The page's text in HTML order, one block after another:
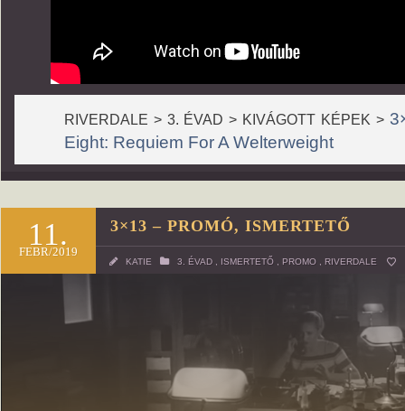
RIVERDALE > 3. ÉVAD > KIVÁGOTT KÉPEK >
Eight: Requiem For A Welterweight
11.
FEBR/2019
3×13 – PROMÓ, ISMERTETŐ
KATIE 3. ÉVAD ISMERTETŐ PROMO RIVERDALE